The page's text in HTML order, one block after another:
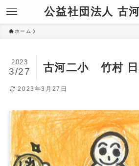
公益社団法人 古
ホーム
古河二小 竹村
2023
3/27
2023年3月27日